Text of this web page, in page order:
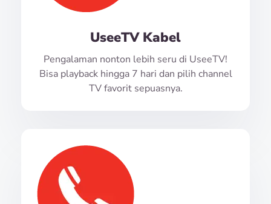
UseeTV Kabel
Pengalaman nonton lebih seru di UseeTV!
Bisa playback hingga 7 hari dan pilih channel
TV favorit sepuasnya.